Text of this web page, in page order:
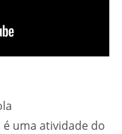
é uma atividade do